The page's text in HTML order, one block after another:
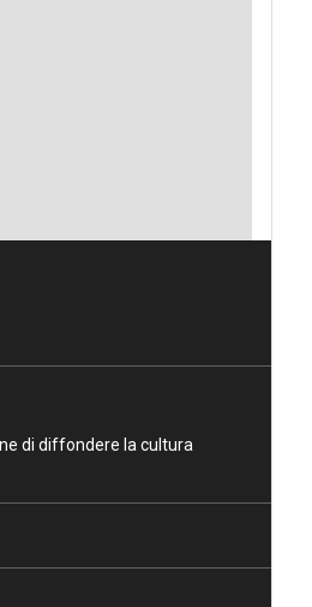
di diffondere la cultura